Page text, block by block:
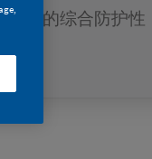
优异的综合防护性